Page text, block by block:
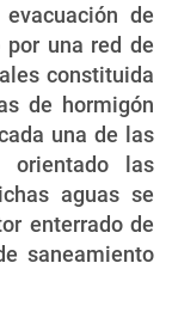
de
una red de
constituida
de hormigón
una de las
las
aguas se
enterrado de
saneamiento